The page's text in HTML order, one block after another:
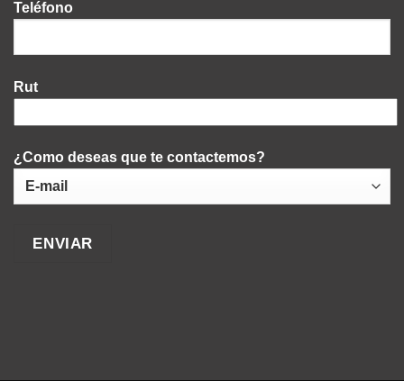
Teléfono
Rut
¿Como deseas que te contactemos?